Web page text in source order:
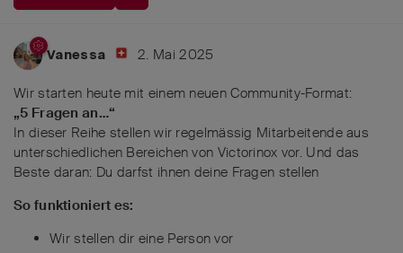
Vanessa 2. Mai 2025
Wir starten heute mit einem neuen Community-Format:
„5 Fragen an…“
In dieser Reihe stellen wir regelmässig Mitarbeitende aus
unterschiedlichen Bereichen von Victorinox vor. Und das
Beste daran: Du darfst ihnen deine Fragen stellen
So funktioniert es:
Wir stellen dir eine Person vor